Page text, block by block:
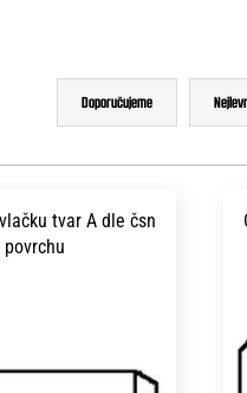
Ř
a
z
n
r
Doporučujeme
tvar A dle čsn
20 bez povrchu